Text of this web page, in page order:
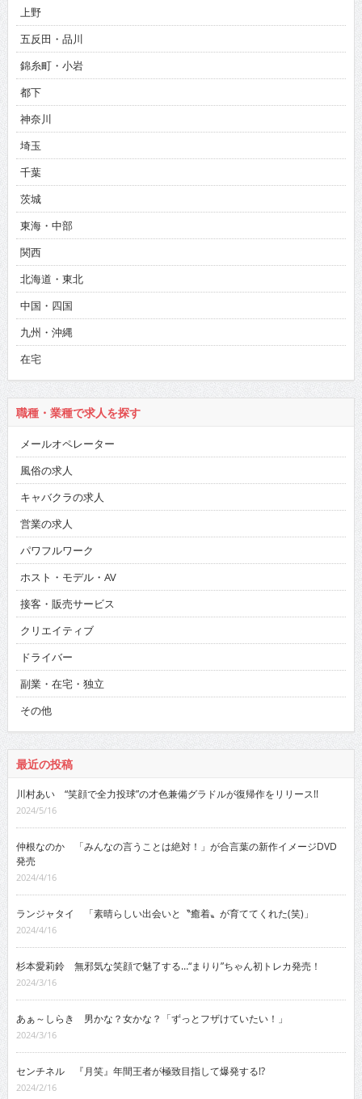
上野
五反田・品川
錦糸町・小岩
都下
神奈川
埼玉
千葉
茨城
東海・中部
関西
北海道・東北
中国・四国
九州・沖縄
在宅
職種・業種で求人を探す
メールオペレーター
風俗の求人
キャバクラの求人
営業の求人
パワフルワーク
ホスト・モデル・AV
接客・販売サービス
クリエイティブ
ドライバー
副業・在宅・独立
その他
最近の投稿
川村あい “笑顔で全力投球”の才色兼備グラドルが復帰作をリリース!!
2024/5/16
仲根なのか 「みんなの言うことは絶対！」が合言葉の新作イメージDVD
発売
2024/4/16
ランジャタイ 「素晴らしい出会いと〝癒着〟が育ててくれた(笑)」
2024/4/16
杉本愛莉鈴 無邪気な笑顔で魅了する…“まりり”ちゃん初トレカ発売！
2024/3/16
あぁ～しらき 男かな？女かな？「ずっとフザけていたい！」
2024/3/16
センチネル 『月笑』年間王者が極致目指して爆発する!?
2024/2/16